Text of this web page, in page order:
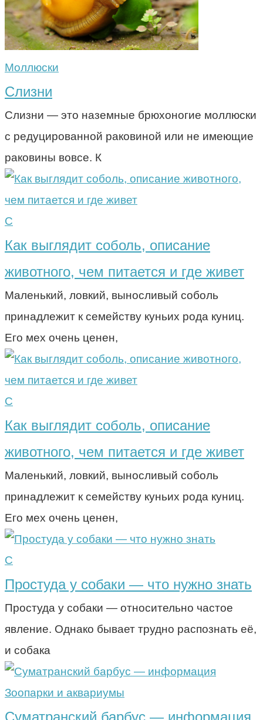
Моллюски
Слизни
Слизни — это наземные брюхоногие моллюски
с редуцированной раковиной или не имеющие
раковины вовсе. К
С
Как выглядит соболь, описание
животного, чем питается и где живет
Маленький, ловкий, выносливый соболь
принадлежит к семейству куньих рода куниц.
Его мех очень ценен,
С
Как выглядит соболь, описание
животного, чем питается и где живет
Маленький, ловкий, выносливый соболь
принадлежит к семейству куньих рода куниц.
Его мех очень ценен,
С
Простуда у собаки — что нужно знать
Простуда у собаки — относительно частое
явление. Однако бывает трудно распознать её,
и собака
Зоопарки и аквариумы
Суматранский барбус — информация